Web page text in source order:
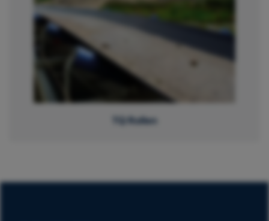
TQ Rollen